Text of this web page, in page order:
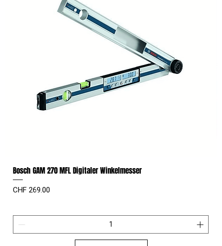
Bosch GAM 270 MFL Digitaler Winkelmesser
Preis
CHF 269.00